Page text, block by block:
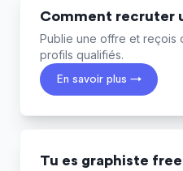
Comment recruter
Publie une offre et reçois
profils qualifiés.
En savoir plus →
Tu es graphiste